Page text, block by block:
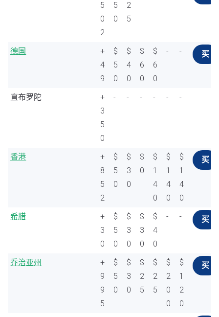
5
0
2
5
0
2
5
德国
+
4
9
$
5
0
$
4
0
$
6
0
$
6
0
- - 买
直布罗陀
+
3
5
0
- - - - - -
香港
+
8
5
2
$
5
0
$
3
0
$
0
$
1
4
0
$
1
4
0
$
1
4
0
买
希腊
+
3
0
$
5
0
$
3
0
$
3
0
$
4
0
- - 买
乔治亚州
+
9
9
5
$
5
0
$
3
0
$
2
5
$
2
5
$
2
0
0
$
1
2
0
买